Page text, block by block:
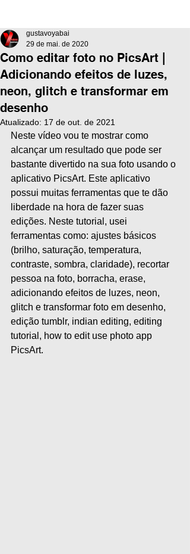
Como editar foto no PicsArt |
Adicionando efeitos de luzes,
neon, glitch e transformar em
desenho
gustavoyabai
29 de mai. de 2020
Atualizado: 17 de out. de 2021
Neste vídeo vou te mostrar como
alcançar um resultado que pode ser
bastante divertido na sua foto usando o
aplicativo PicsArt. Este aplicativo
possui muitas ferramentas que te dão
liberdade na hora de fazer suas
edições. Neste tutorial, usei
ferramentas como: ajustes básicos
(brilho, saturação, temperatura,
contraste, sombra, claridade), recortar
pessoa na foto, borracha, erase,
adicionando efeitos de luzes, neon,
glitch e transformar foto em desenho,
edição tumblr, indian editing, editing
tutorial, how to edit use photo app
PicsArt.